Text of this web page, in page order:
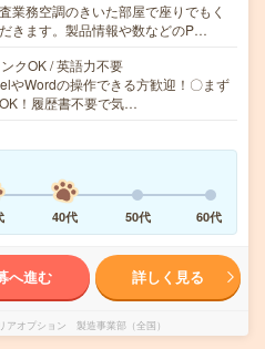
業務空調のきいた部屋で座りでもく
きます。製品情報や数などのP…
クOK / 英語力不要
Wordの操作できる方歓迎！〇まず
！履歴書不要で気…
40代 50代 60代
へ進む 詳しく見る
アオプション 製造事業部（全国）